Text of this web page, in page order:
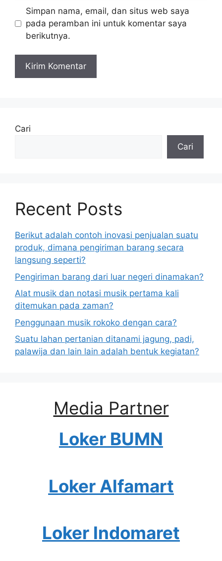
Simpan nama, email, dan situs web saya
pada peramban ini untuk komentar saya
berikutnya.
Cari
Cari
Recent Posts
Berikut adalah contoh inovasi penjualan suatu
produk, dimana pengiriman barang secara
langsung seperti?
Pengiriman barang dari luar negeri dinamakan?
Alat musik dan notasi musik pertama kali
ditemukan pada zaman?
Penggunaan musik rokoko dengan cara?
Suatu lahan pertanian ditanami jagung, padi,
palawija dan lain lain adalah bentuk kegiatan?
Media Partner
Loker BUMN
Loker Alfamart
Loker Indomaret